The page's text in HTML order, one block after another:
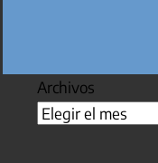
Archivos